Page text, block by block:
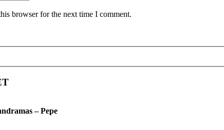
browser for the next time I comment.
– Pepe